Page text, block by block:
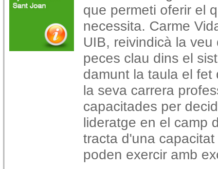
que permeti oferir el
necessita. Carme
UIB, reivindicà la
peces clau dins el
damunt la taula el fet
la seva carrera
capacitades per
lideratge en el camp
tracta d'una
poden exercir amb